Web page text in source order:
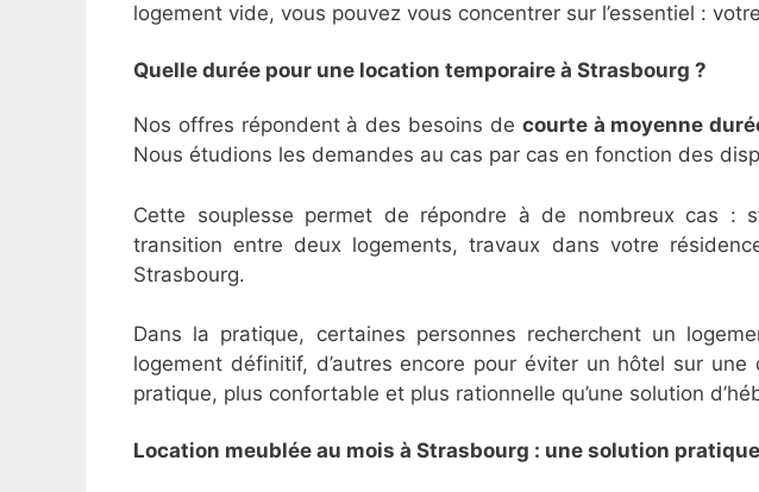
logement vide, vous pouvez vous concentrer sur l’essentiel :
Quelle durée pour une location temporaire à Strasbourg ?
Nos offres répondent à des besoins de courte à moyenne
Nous étudions les demandes au cas par cas en fonction des
Cette souplesse permet de répondre à de nombreux cas :
transition entre deux logements, travaux dans votre
Strasbourg.
Dans la pratique, certaines personnes recherchent un
logement définitif, d’autres encore pour éviter un hôtel sur
pratique, plus confortable et plus rationnelle qu’une solution
Location meublée au mois à Strasbourg : une solution pratique